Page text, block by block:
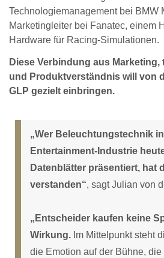
Technologiemanagement bei BMW
Marketingleiter bei Fanatec, einem
Hardware für Racing-Simulationen.
Diese Verbindung aus
und Produktverständnis will von
GLP gezielt einbringen.
„Wer Beleuchtungstechnik
Entertainment-Industrie
Datenblätter präsentiert, hat
verstanden“, sagt Julian von
„Entscheider kaufen keine
Wirkung. Im Mittelpunkt steht
die Emotion auf der Bühne,